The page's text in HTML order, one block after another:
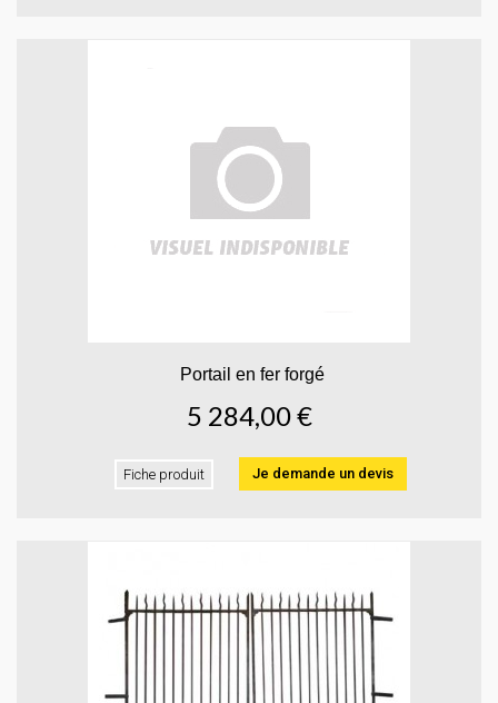
Portail en fer forgé
5 284,00 €
Fiche produit Je demande un devis